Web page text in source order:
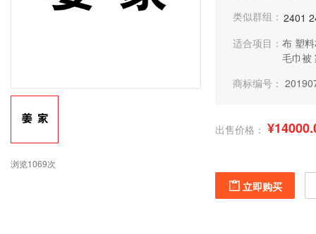
浏览1069次
类似群组： 2401
适合项目： 布 塑
毛巾被
商标编号：
出售价格：
立即购买